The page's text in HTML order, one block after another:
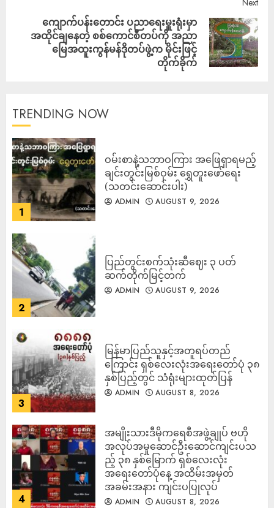
Next
ကျောက်ပန်းတောင်း ပညာရေးမှူးရုံးမှာ
အထိုင်ချနေတဲ့ စစ်ကောင်စီတပ်ကို အညာ
မြေအထူးကွန်မန်ဒိုတပ်ဖွဲ့က မိုင်းဖြင့်
တိုက်ခိုက်
TRENDING NOW
1
ဝမ်းစာနဲ့သဘာဝကြား အဖြေရှာရမည့်
ချင်းတွင်းမြစ်ဝှမ်း ရွှေတူးဖော်ရေး
(သတင်းဆောင်းပါး)
ADMIN AUGUST 9, 2026
2
ပြည်တွင်းစက်သုံးဆီဈေး ၃ ပတ်
ဆက်တိုက်မြင့်တက်
ADMIN AUGUST 9, 2026
3
မြန်မာပြည်သူနှင့်အတူရပ်တည်
ကြောင်း ရှစ်လေးလုံးအရေးတော်ပုံ ၃၈
နှစ်ပြည့်တွင် သံရုံးများထုတ်ပြန်
ADMIN AUGUST 8, 2026
4
အမျိုးသားဒီမိုကရေစီအဖွဲ့ချုပ် ဗဟို
အလုပ်အမှုဆောင်ဦးဆောင်ကျင်းပသ
ည့် ၃၈ နှစ်မြောက် ရှစ်လေးလုံး
အရေးတော်ပုံနေ့ အထိမ်းအမှတ်
အခမ်းအနား ကျင်းပပြုလုပ်
ADMIN AUGUST 8, 2026